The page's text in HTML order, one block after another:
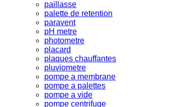
paillasse
palette de retention
paravent
pH metre
photometre
placard
plaques chauffantes
pluviometre
pompe a membrane
pompe a palettes
pompe a vide
pompe centrifuge